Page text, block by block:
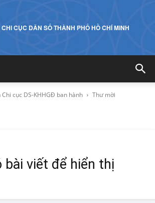
CHI CỤC DÂN SỐ THÀNH PHỐ HỒ CHÍ MINH
Chi cục DS-KHHGĐ ban hành Thư mời
bài viết để hiển thị